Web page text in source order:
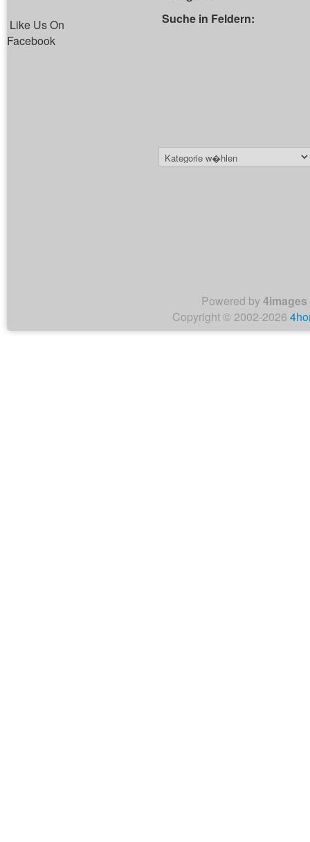
Like Us On
Facebook
Suche in Feldern:
Powered by4images
Copyright © 2002-2026